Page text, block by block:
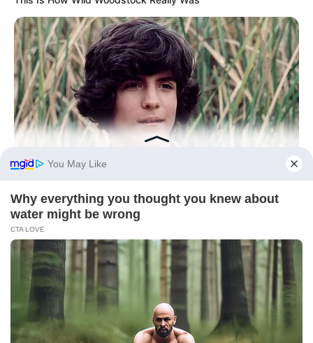
Remember Albert? You Better Sit Down Before You See Him
Today